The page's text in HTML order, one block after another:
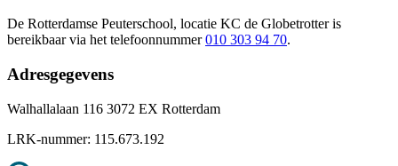
De Rotterdamse Peuterschool, locatie KC de Globetrotteris
bereikbaar via het telefoonnummer 010 303 94 70.
Adresgegevens
Walhallalaan 116 3072 EX Rotterdam
LRK-nummer: 115.673.192